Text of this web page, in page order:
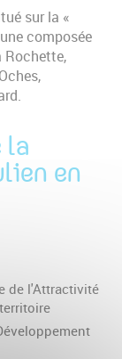
sur la «
composée
Rochette,
la
en
de l'Attractivité